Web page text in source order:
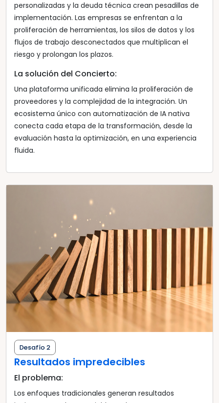
personalizadas y la deuda técnica crean pesadillas de
implementación. Las empresas se enfrentan a la
proliferación de herramientas, los silos de datos y los
flujos de trabajo desconectados que multiplican el
riesgo y prolongan los plazos.
La solución del Concierto:
Una plataforma unificada elimina la proliferación de
proveedores y la complejidad de la integración. Un
ecosistema único con automatización de IA nativa
conecta cada etapa de la transformación, desde la
evaluación hasta la optimización, en una experiencia
fluida.
Desafío 2
Resultados impredecibles
El problema:
Los enfoques tradicionales generan resultados